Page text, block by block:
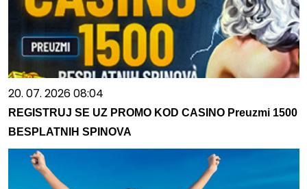
20. 07. 2026 08:04
REGISTRUJ SE UZ PROMO KOD CASINO Preuzmi 1500
BESPLATNIH SPINOVA